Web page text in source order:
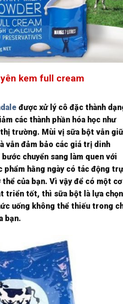
kem full cream
được xử lý cô đặc thành
các thành phần hóa học như
trường. Mùi vị sữa bột vẫn giữ
vẫn đảm bảo các giá trị dinh
chuyển sang làm quen với
hằng ngày có tác động
của bạn. Vì vậy để có một cơ
triển tốt, thì sữa bột là lựa chọn
uống không thể thiếu trong
bạn.